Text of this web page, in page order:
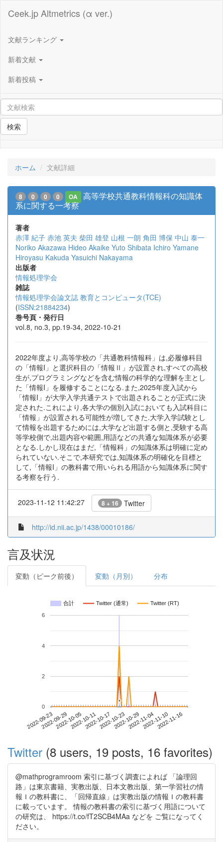
Ceek.jp Altmetrics (α ver.)
文献ランキング
新着文献
新着投稿
検索
ホーム 文献詳細
8 0 0 0 OA
高等学校共通教科情報科の知識体
系に関する一考察
著者
赤澤 紀子 赤池 英夫 柴田 雄登 山根 一朗 角田 博保 中山 泰一
Noriko Akazawa Hideo Akaike Yuto Shibata Ichiro Yamane
Hiroyasu Kakuda Yasuichi Nakayama
出版者
情報処理学会
雑誌
情報処理学会論文誌 教育とコンピュータ(TCE)
(ISSN:21884234)
巻号頁・発行日
vol.8, no.3, pp.19-34, 2022-10-21
2022年度より,高等学校の「共通教科情報科」は,必履修科目
の「情報I」と選択科目の「情報Ⅱ」が設置され,すべての高校
生が,プログラミングなどを含む情報の科学的な理解を主とし
た「情報I」を履修することになる.また,2025年度入試から
「情報I」が大学入学共通テストで出題されることが正式に決
定された.これにより,各大学の個別入試においても入試科目に
「情報」が設置される可能性が増してきた.大学入学試験とし
て情報を出題するためには,大学など出題する側と,受験する高
等学校側で,出題内容や範囲,用語などの共通な知識体系が必要
となる.しかし現在はまだ,「情報科」の知識体系は明確に定め
られていない.そこで,本研究では,知識体系の明確化を目標と
して,「情報I」の教科書で用いられる用語から知識体系に関す
る考察を行う.
2023-11-12 11:42:27 8 + 16 Twitter
http://id.nii.ac.jp/1438/00010186/
言及状況
変動（ピーク前後） 変動（月別） 分布
合計 Twitter (通常) Twitter (RT)
2022-09-232022-09-292022-10-052022-10-112022-10-172022-10-232022-10-292022-11-042022-11-102022-11-16
0
2
4
6
*
*
Twitter (8 users, 19 posts, 16 favorites)
@mathprogramroom 索引に基づく調査によれば 「論理回
路」は東京書籍、実教出版、日本文教出版、第一学習社の情
報Ｉの教科書に、「回帰直線」は実教出版の情報Ｉの教科書
に載っています。 情報の教科書の索引に基づく用語について
の研究は、 https://t.co/fT2SCB4MAa などを ご覧になってく
ださい。